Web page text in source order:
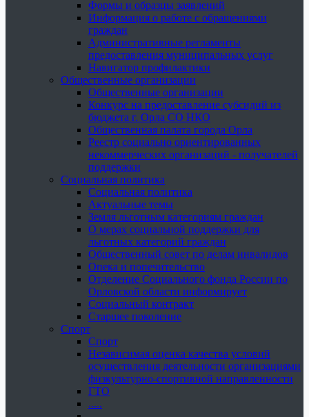
Формы и образцы заявлений
Информация о работе с обращениями
граждан
Административные регламенты
предоставления муниципальных услуг
Навигатор профилактики
Общественные организации
Общественные организации
Конкурс на предоставление субсидий из
бюджета г. Орла СО НКО
Общественная палата города Орла
Реестр социально ориентированных
некоммерческих организаций - получателей
поддержки
Социальная политика
Социальная политика
Актуальные темы
Земля льготным категориям граждан
О мерах социальной поддержки для
льготных категорий граждан
Общественный совет по делам инвалидов
Опека и попечительство
Отделение Социального фонда России по
Орловской области информирует
Социальный контракт
Старшее поколение
Спорт
Спорт
Независимая оценка качества условий
осуществления деятельности организациями
физкультурно-спортивной направленности
ГТО
.....